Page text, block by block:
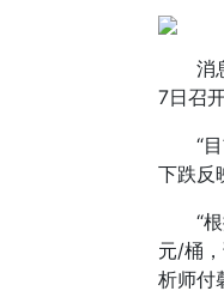
消
7日召
“
下跌反
“
元/桶
析师付